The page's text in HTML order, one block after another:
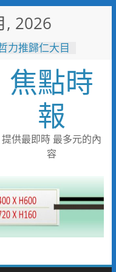
, 2026
力推歸仁大目
全台最大免費
年產業記
親子天堂！高
首日人潮爆棚
爆紅！全臺最
三萬人朝聖
王貴嬋現代
焦點時
報
提供最即時 最多元的內
容